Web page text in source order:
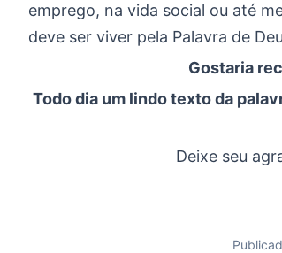
emprego, na vida social ou até
deve ser viver pela Palavra de
Gostaria
Todo dia um lindo texto da
Deixe seu